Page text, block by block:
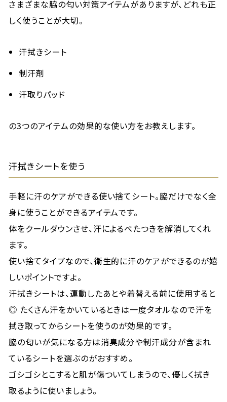
さまざまな脇の匂い対策アイテムがありますが、どれも正
しく使うことが大切。
汗拭きシート
制汗剤
汗取りパッド
の3つのアイテムの効果的な使い方をお教えします。
汗拭きシートを使う
手軽に汗のケアができる使い捨てシート。脇だけでなく全
身に使うことができるアイテムです。
体をクールダウンさせ、汗によるべたつきを解消してくれ
ます。
使い捨てタイプなので、衛生的に汗のケアができるのが嬉
しいポイントですよ。
汗拭きシートは、運動したあとや着替える前に使用すると
◎ たくさん汗をかいているときは一度タオルなので汗を
拭き取ってからシートを使うのが効果的です。
脇の匂いが気になる方は消臭成分や制汗成分が含まれ
ているシートを選ぶのがおすすめ。
ゴシゴシとこすると肌が傷ついてしまうので、優しく拭き
取るように使いましょう。